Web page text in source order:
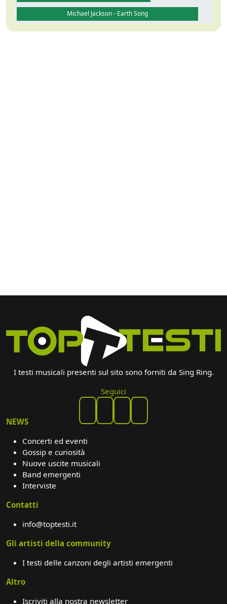
Michael Jackson - Earth Song
I testi musicali presenti sul sito sono forniti da Sing Ring.
Seguici
NEWS
Concerti ed eventi
Gossip e curiosità
Nuove uscite musicali
Band emergenti
Interviste
Contatti
info@toptesti.it
Gli artisti della community
I testi delle canzoni degli artisti emergenti
Altro
Iscriviti alla nostra newsletter